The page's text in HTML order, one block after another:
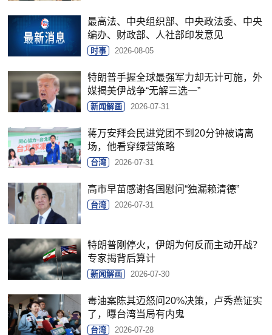
最高法、中央组织部、中央政法委、中央
编办、财政部、人社部印发意见
时事 2026-08-05
特朗普手握全球最强军力却无计可施，外
媒揭美伊战争“无解三选一”
新闻解画 2026-07-31
蒋万安拜会民进党团不到20分钟被请离
场，他看穿绿营策略
台湾 2026-07-31
高市早苗感谢各国慰问“独漏赖清德”
台湾 2026-07-31
特朗普刚停火，伊朗为何反而主动开战？
专家揭背后算计
新闻解画 2026-07-30
毒油案陈其迈怒问20%决策，卢秀燕证实
了，曝台湾当局有内鬼
台湾 2026-07-28